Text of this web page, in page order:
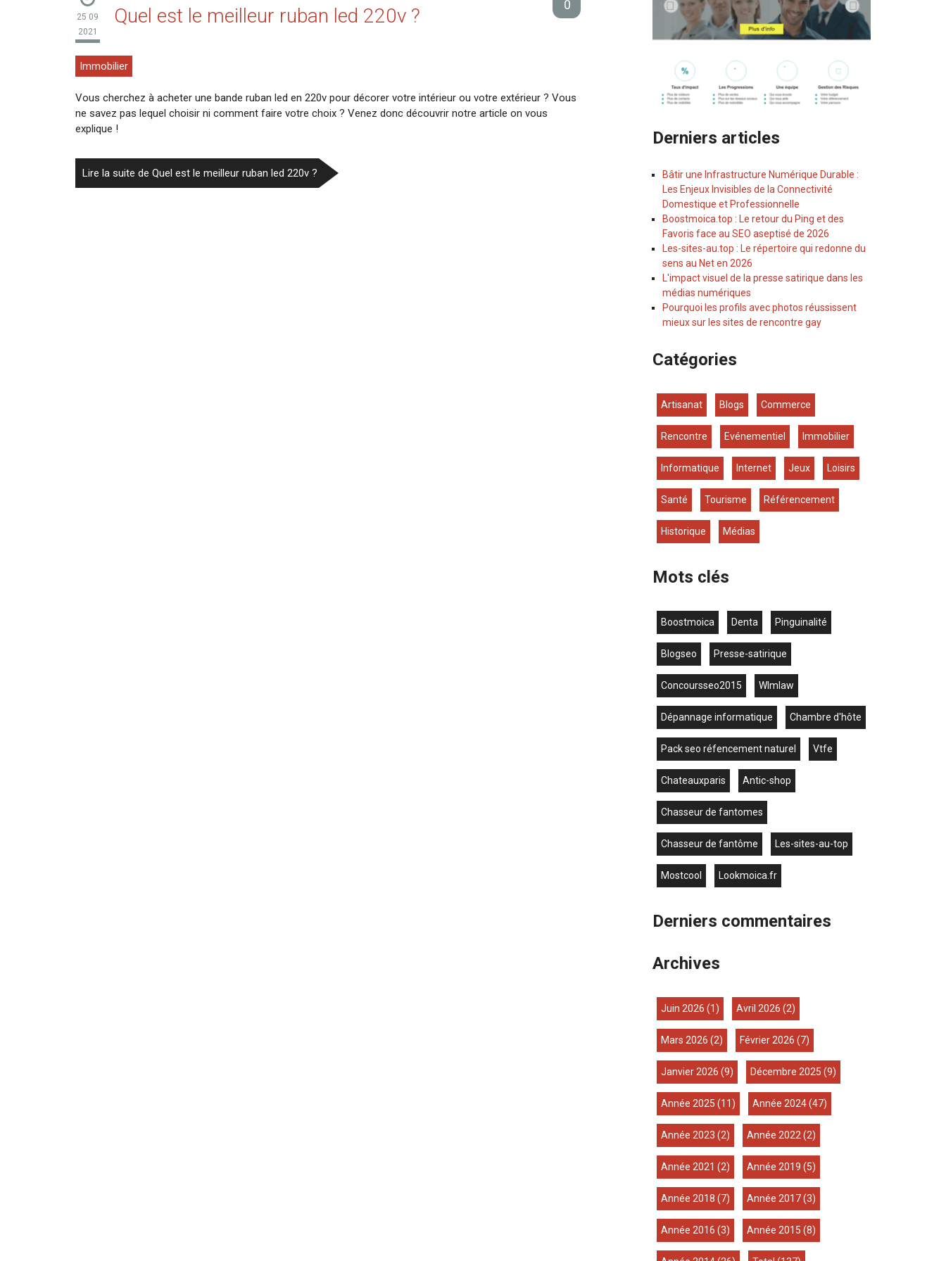
25 09
2021
Quel est le meilleur ruban led 220v ? 0
Immobilier
Vous cherchez à acheter une bande ruban led en 220v pour décorer votre intérieur ou votre extérieur ? Vous
ne savez pas lequel choisir ni comment faire votre choix ? Venez donc découvrir notre article on vous
explique !
Lire la suite de Quel est le meilleur ruban led 220v ?
Derniers articles
Bâtir une Infrastructure Numérique Durable :
Les Enjeux Invisibles de la Connectivité
Domestique et Professionnelle
Boostmoica.top : Le retour du Ping et des
Favoris face au SEO aseptisé de 2026
Les-sites-au.top : Le répertoire qui redonne du
sens au Net en 2026
L'impact visuel de la presse satirique dans les
médias numériques
Pourquoi les profils avec photos réussissent
mieux sur les sites de rencontre gay
Catégories
Artisanat Blogs Commerce
Rencontre Evénementiel Immobilier
Informatique Internet Jeux Loisirs
Santé Tourisme Référencement
Historique Médias
Mots clés
boostmoica denta Pinguinalité
blogseo presse-satirique
concoursseo2015 wlmlaw
dépannage informatique chambre d'hôte
pack seo réfencement naturel vtfe
chateauxparis antic-shop
chasseur de fantomes
chasseur de fantôme les-sites-au-top
mostcool lookmoica.fr
Derniers commentaires
Archives
juin 2026 (1) avril 2026 (2)
mars 2026 (2) février 2026 (7)
janvier 2026 (9) décembre 2025 (9)
année 2025 (11) année 2024(47)
année 2023 (2) année 2022 (2)
année 2021 (2) année 2019 (5)
année 2018 (7) année 2017(3)
année 2016 (3) année 2015 (8)